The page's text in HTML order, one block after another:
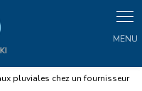
pluviales chez un fournisseur